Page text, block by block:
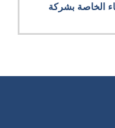
الخاصة بشركة